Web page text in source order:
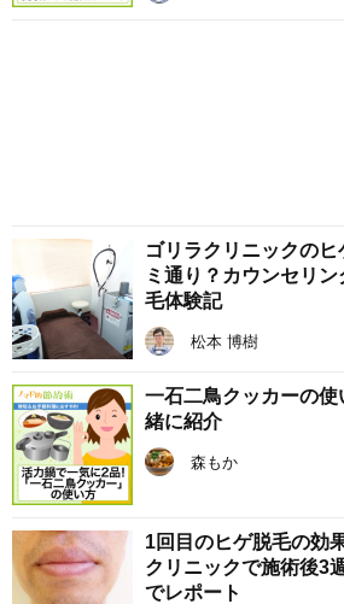
ゴリラクリニックの
ミ通り？カウンセリ
毛体験記
松本 博樹
一石二鳥クッカーの
緒に紹介
森もか
1回目のヒゲ脱毛の効
クリニックで施術後3
でレポート